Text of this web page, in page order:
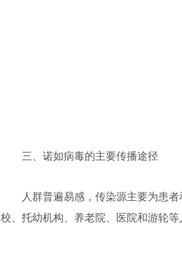
三、诺如病毒的主要传播途径
人群普遍易感，传染源主要为患
校、托幼机构、养老院、医院和游轮等